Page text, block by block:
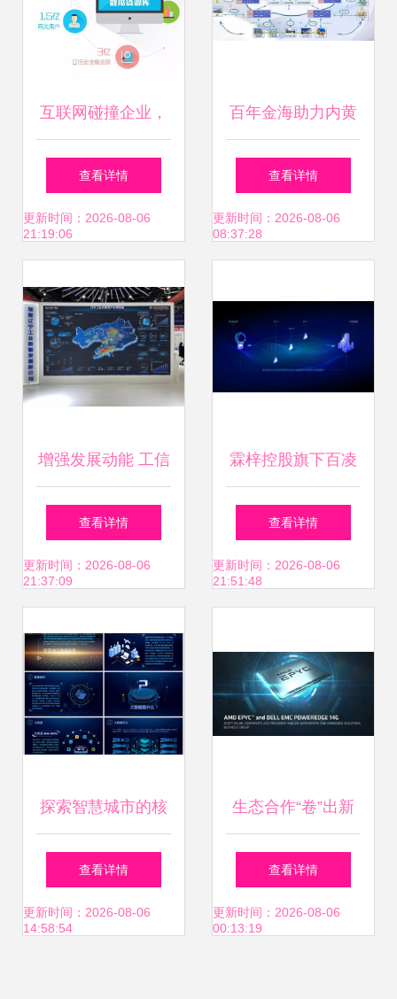
互联网碰撞企业，
专业咨询服务也
要“定制化”
查看详情
更新时间：2026-08-06
21:19:06
百年金海助力内黄
智慧政务建设 互联
网数据服务的创新
查看详情
更新时间：2026-08-06
08:37:28
增强发展动能 工信
部对低空经济、人
工智能、5G及工业
最新部署
查看详情
更新时间：2026-08-06
21:37:09
霖梓控股旗下百凌
金科荣膺国家高新
技术企业，深耕互
查看详情
更新时间：2026-08-06
21:51:48
探索智慧城市的核
心 大数据、云技术
与工业互联网的商
查看详情
更新时间：2026-08-06
14:58:54
生态合作“卷”出新
高度 EPYC如何
以“三多一高”引领
查看详情
更新时间：2026-08-06
00:13:19